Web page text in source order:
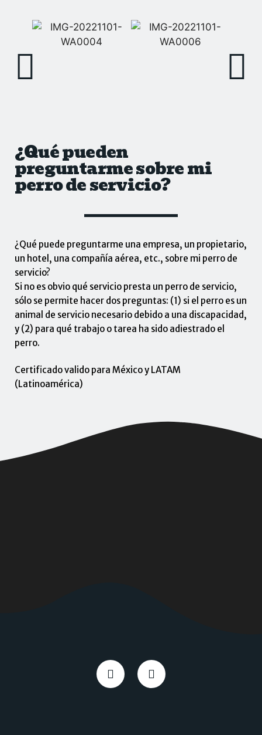
¿Qué pueden
preguntarme sobre mi
perro de servicio?
¿Qué puede preguntarme una empresa, un propietario,
un hotel, una compañía aérea, etc., sobre mi perro de
servicio?
Si no es obvio qué servicio presta un perro de servicio,
sólo se permite hacer dos preguntas: (1) si el perro es un
animal de servicio necesario debido a una discapacidad,
y (2) para qué trabajo o tarea ha sido adiestrado el
perro.
Certificado valido para México y LATAM
(Latinoamérica)